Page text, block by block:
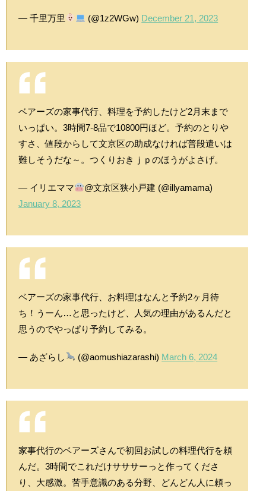
— 千里万里 (@1z2WGw) December 21, 2023
ベアーズの家事代行、料理を予約したけど2月末まで
いっぱい。3時間7-8品で10800円ほど。予約のとりや
すさ、値段からして文京区の助成なければ普段遣いは
難しそうだな～。つくりおきｊｐのほうがよさげ。
— イリエママ
@文京区狭小戸建 (@illyamama)
January 8, 2023
ベアーズの家事代行、お料理はなんと予約2ヶ月待
ち！うーん…と思ったけど、人気の理由があるんだと
思うのでやっぱり予約してみる。
— あざらし (@aomushiazarashi) March 6, 2024
家事代行のベアーズさんで初回お試しの料理代行を頼
んだ。3時間でこれだけサササーっと作ってくださ
り、大感激。苦手意識のある分野、どんどん人に頼っ